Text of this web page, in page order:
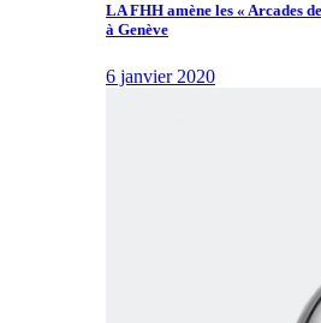
LA FHH amène les « Arcades
à Genève
6 janvier 2020